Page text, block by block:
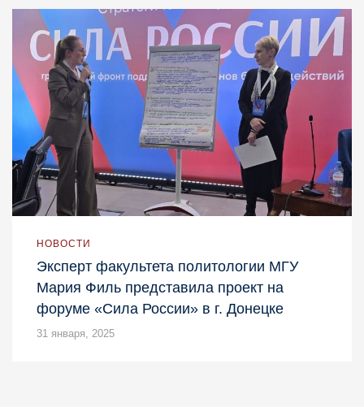
НОВОСТИ
Эксперт факультета политологии МГУ
Мария Филь представила проект на
форуме «Сила России» в г. Донецке
31 января, 2025